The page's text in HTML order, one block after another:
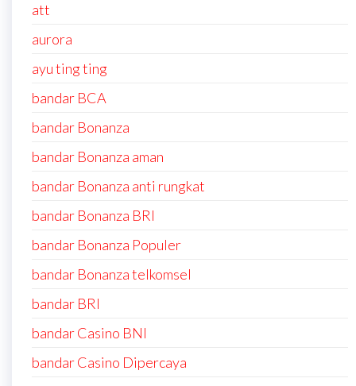
att
aurora
ayu ting ting
bandar BCA
bandar Bonanza
bandar Bonanza aman
bandar Bonanza anti rungkat
bandar Bonanza BRI
bandar Bonanza Populer
bandar Bonanza telkomsel
bandar BRI
bandar Casino BNI
bandar Casino Dipercaya